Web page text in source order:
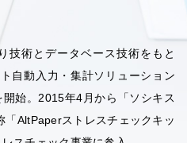
技術とデータベース技術をもと
自動入力・集計ソリューション
開始。2015年4月から「ソシキス
「AltPaperストレスチェックキッ